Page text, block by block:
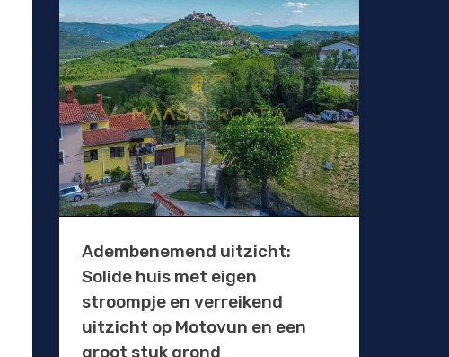
Adembenemend uitzicht:
Solide huis met eigen
stroompje en verreikend
uitzicht op Motovun en een
groot stuk grond